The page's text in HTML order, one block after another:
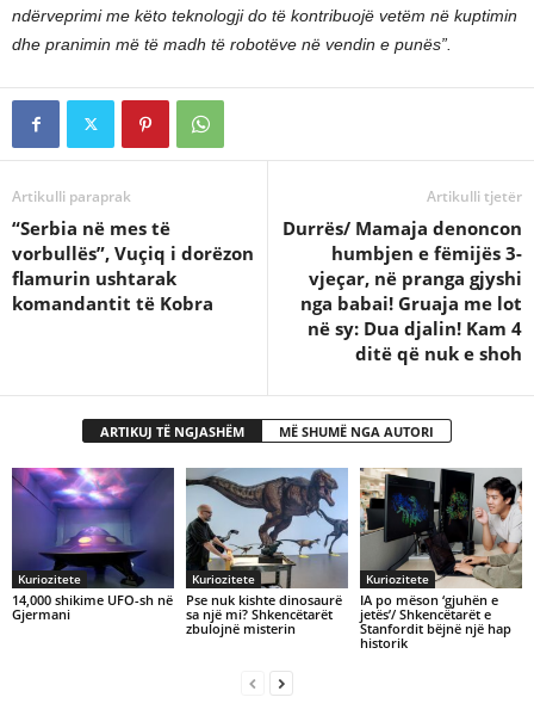
ndërveprimi me këto teknologji do të kontribuojë vetëm në kuptimin
dhe pranimin më të madh të robotëve në vendin e punës”.
Artikulli paraprak
“Serbia në mes të
vorbullës”, Vuçiq i dorëzon
flamurin ushtarak
komandantit të Kobra
Artikulli tjetër
Durrës/ Mamaja denoncon
humbjen e fëmijës 3-
vjeçar, në pranga gjyshi
nga babai! Gruaja me lot
në sy: Dua djalin! Kam 4
ditë që nuk e shoh
ARTIKUJ TË NGJASHËM MË SHUMË NGA AUTORI
Kuriozitete
14,000 shikime UFO-sh në
Gjermani
Kuriozitete
Pse nuk kishte dinosaurë
sa një mi? Shkencëtarët
zbulojnë misterin
Kuriozitete
IA po mëson ‘gjuhën e
jetës’/ Shkencëtarët e
Stanfordit bëjnë një hap
historik